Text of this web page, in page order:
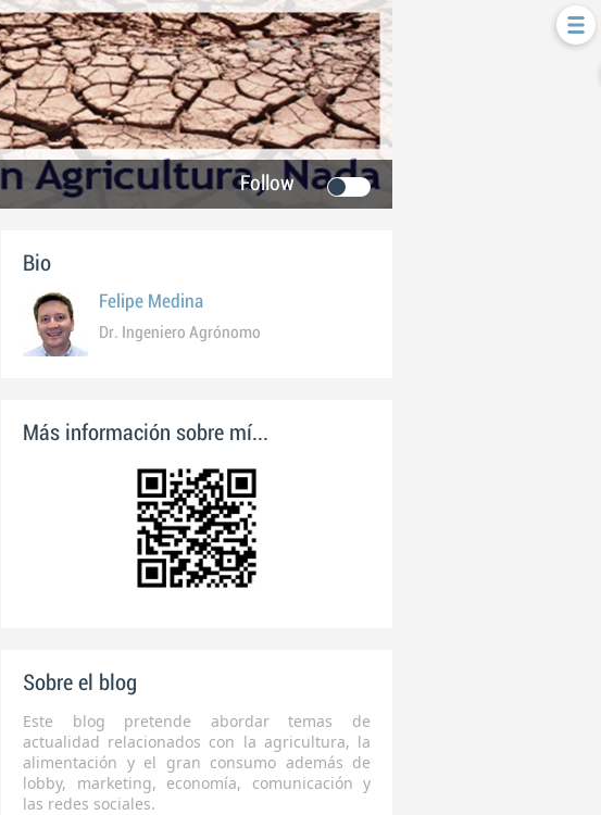
Follow
Bio
Felipe Medina
Dr. Ingeniero Agrónomo
Más información sobre mí...
Sobre el blog
Este blog pretende abordar temas de
actualidad relacionados con la agricultura, la
alimentación y el gran consumo además de
lobby, marketing, economía, comunicación y
las redes sociales.